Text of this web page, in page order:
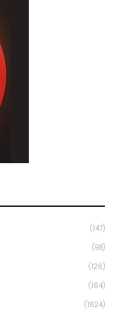
(147)
(98)
(126)
(164)
(1624)